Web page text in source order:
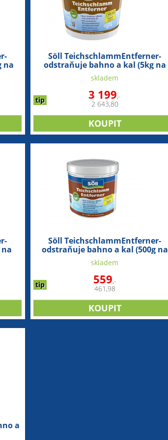
na
Söll TeichschlammEntferner-
odstraňuje bahno a kal (5kg na
100m3)
tip
skladem
3 199,-
2 643,80
Söll TeichschlammEntferner-
odstraňuje bahno a kal (500g na
10m3)
tip
skladem
559,-
461,98
a